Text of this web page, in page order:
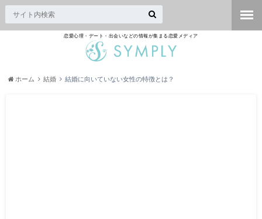
恋愛心理・デート・出会いなどの情報が集まる恋愛メディア
ホーム 結婚 結婚に向いていない女性の特徴とは？